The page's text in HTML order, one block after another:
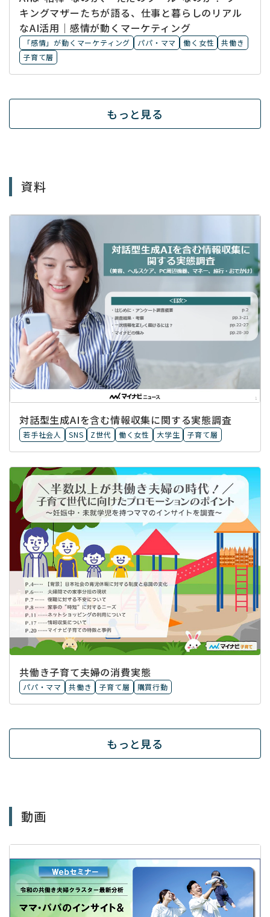
キングマザーたちが語る、仕事と暮らしのリアル
なAI活用｜感情が動くマーケティング
「感情」が動くマーケティング パパ・ママ 働く女性
共働き
子育て層
もっと見る
資料
対話型生成AIを含む情報収集に​関する実態調査
若手社会人 SNS Z世代 働く女性 大学生 子育て層
共働き子育て夫婦の消費実態
パパ・ママ 共働き 子育て層 購買行動
もっと見る
動画